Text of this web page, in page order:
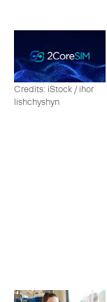
Credits: iStock / ihor
lishchyshyn